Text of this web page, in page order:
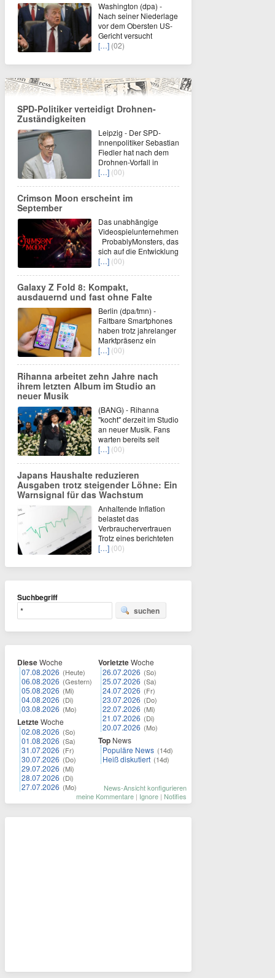
Washington (dpa) -
Nach seiner Niederlage
vor dem Obersten US-
Gericht versucht
[…] (02)
SPD-Politiker verteidigt Drohnen-
Zuständigkeiten
Leipzig - Der SPD-
Innenpolitiker Sebastian
Fiedler hat nach dem
Drohnen-Vorfall in
[…] (00)
Crimson Moon erscheint im
September
Das unabhängige
Videospielunternehmen
ProbablyMonsters, das
sich auf die Entwicklung
[…] (00)
Galaxy Z Fold 8: Kompakt,
ausdauernd und fast ohne Falte
Berlin (dpa/tmn) -
Faltbare Smartphones
haben trotz jahrelanger
Marktpräsenz ein
[…] (00)
Rihanna arbeitet zehn Jahre nach
ihrem letzten Album im Studio an
neuer Musik
(BANG) - Rihanna
"kocht" derzeit im Studio
an neuer Musik. Fans
warten bereits seit
[…] (00)
Japans Haushalte reduzieren
Ausgaben trotz steigender Löhne: Ein
Warnsignal für das Wachstum
Anhaltende Inflation
belastet das
Verbrauchervertrauen
Trotz eines berichteten
[…] (00)
Suchbegriff
suchen
DieseWoche
07.08.2026 (Heute)
06.08.2026 (Gestern)
05.08.2026 (Mi)
04.08.2026 (Di)
03.08.2026 (Mo)
LetzteWoche
02.08.2026 (So)
01.08.2026 (Sa)
31.07.2026 (Fr)
30.07.2026 (Do)
29.07.2026 (Mi)
28.07.2026 (Di)
27.07.2026 (Mo)
VorletzteWoche
26.07.2026 (So)
25.07.2026 (Sa)
24.07.2026 (Fr)
23.07.2026 (Do)
22.07.2026 (Mi)
21.07.2026 (Di)
20.07.2026 (Mo)
Top News
Populäre News (14d)
Heiß diskutiert (14d)
News-Ansicht konfigurieren
meine Kommentare | Ignore | Notifies